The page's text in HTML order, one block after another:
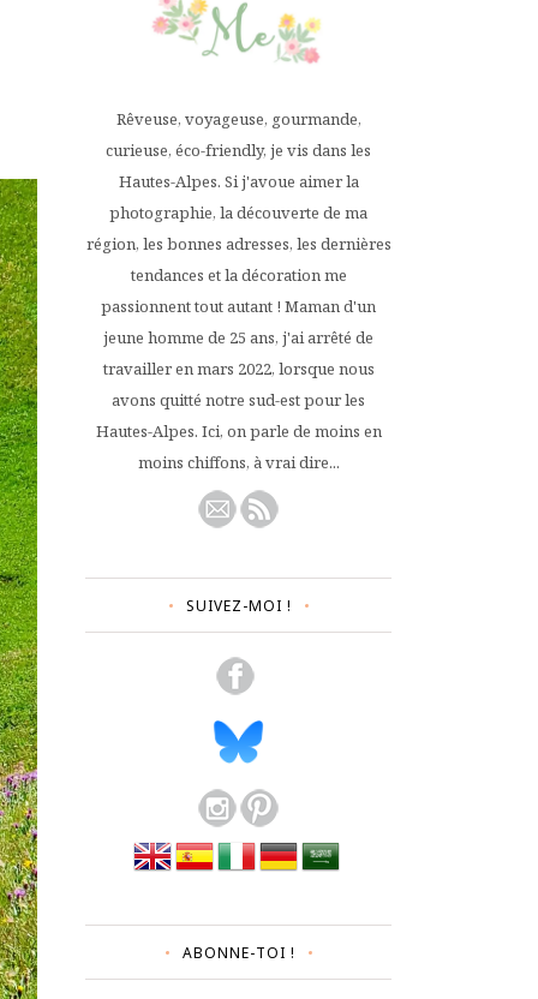
Rêveuse, voyageuse, gourmande,
curieuse, éco-friendly, je vis dans les
Hautes-Alpes. Si j'avoue aimer la
photographie, la découverte de ma
région, les bonnes adresses, les dernières
tendances et la décoration me
passionnent tout autant ! Maman d'un
jeune homme de 25 ans, j'ai arrêté de
travailler en mars 2022, lorsque nous
avons quitté notre sud-est pour les
Hautes-Alpes. Ici, on parle de moins en
moins chiffons, à vrai dire...
SUIVEZ-MOI !
ABONNE-TOI !